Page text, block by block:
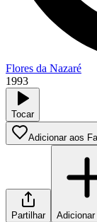
Flores da Nazaré
1993
Tocar
Adicionar aos
Partilhar